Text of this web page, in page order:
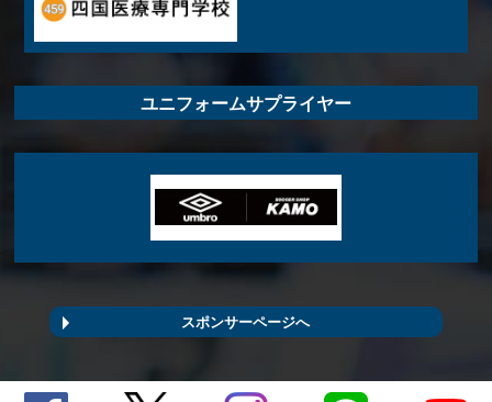
ユニフォームサプライヤー
スポンサーページへ